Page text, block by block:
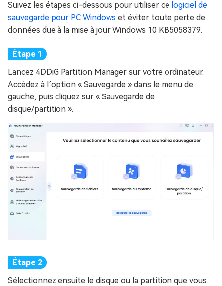
Suivez les étapes ci-dessous pour utiliser ce logiciel de
sauvegarde pour PC Windows et éviter toute perte de
données due à la mise à jour Windows 10 KB5058379.
Lancez 4DDiG Partition Manager sur votre ordinateur.
Accédez à l’option « Sauvegarde » dans le menu de
gauche, puis cliquez sur « Sauvegarde de
disque/partition ».
Sélectionnez ensuite le disque ou la partition que vous